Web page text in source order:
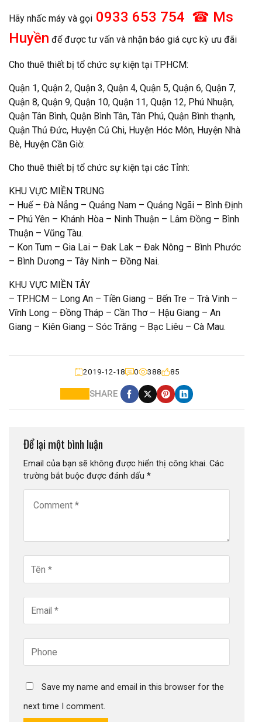
Hãy nhấc máy và gọi 0933 653 754 ☎ Ms
Huyền để được tư vấn và nhận báo giá cực kỳ ưu đãi
Cho thuê thiết bị tổ chức sự kiện tại TPHCM:
Quận 1, Quận 2, Quận 3, Quận 4, Quận 5, Quận 6, Quận 7,
Quận 8, Quận 9, Quận 10, Quận 11, Quận 12, Phú Nhuận,
Quận Tân Bình, Quận Bình Tân, Tân Phú, Quận Bình thạnh,
Quận Thủ Đức, Huyện Củ Chi, Huyện Hóc Môn, Huyện Nhà
Bè, Huyện Cần Giờ.
Cho thuê thiết bị tổ chức sự kiện tại các Tỉnh:
KHU VỰC MIỀN TRUNG
– Huế – Đà Nẳng – Quảng Nam – Quảng Ngãi – Bình Định
– Phú Yên – Khánh Hòa – Ninh Thuận – Lâm Đồng – Bình
Thuận – Vũng Tàu.
– Kon Tum – Gia Lai – Đak Lak – Đak Nông – Bình Phước
– Bình Dương – Tây Ninh – Đồng Nai.
KHU VỰC MIỀN TÂY
– TP.HCM – Long An – Tiền Giang – Bến Tre – Trà Vinh –
Vĩnh Long – Đồng Tháp – Cần Thơ – Hậu Giang – An
Giang – Kiên Giang – Sóc Trăng – Bạc Liêu – Cà Mau.
2019-12-18 0 388 85
SHARE
Để lại một bình luận
Email của bạn sẽ không được hiển thị công khai. Các
trường bắt buộc được đánh dấu *
Save my name and email in this browser for the
next time I comment.